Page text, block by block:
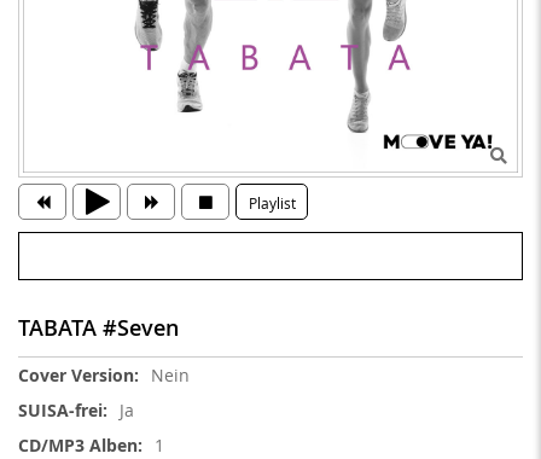
Playlist
TABATA #Seven
Weitere
Nein
Ja
1